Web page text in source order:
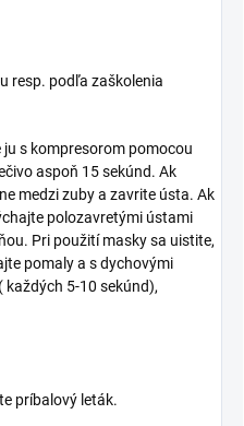
resp. podľa zaškolenia
s kompresorom pomocou
aspoň 15 sekúnd. Ak
medzi zuby a zavrite ústa. Ak
polozavretými ústami
Pri použití masky sa uistite,
pomaly a s dychovými
5-10 sekúnd),
príbalový leták.